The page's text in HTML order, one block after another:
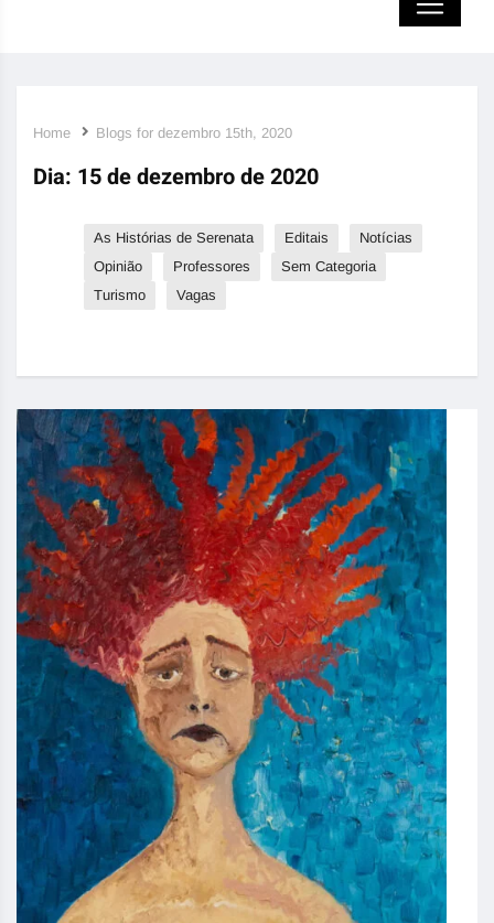
Home Blogs for dezembro 15th, 2020
Dia: 15 de dezembro de 2020
As Histórias de Serenata Editais
Notícias
Opinião
Professores
Sem Categoria
Turismo
Vagas